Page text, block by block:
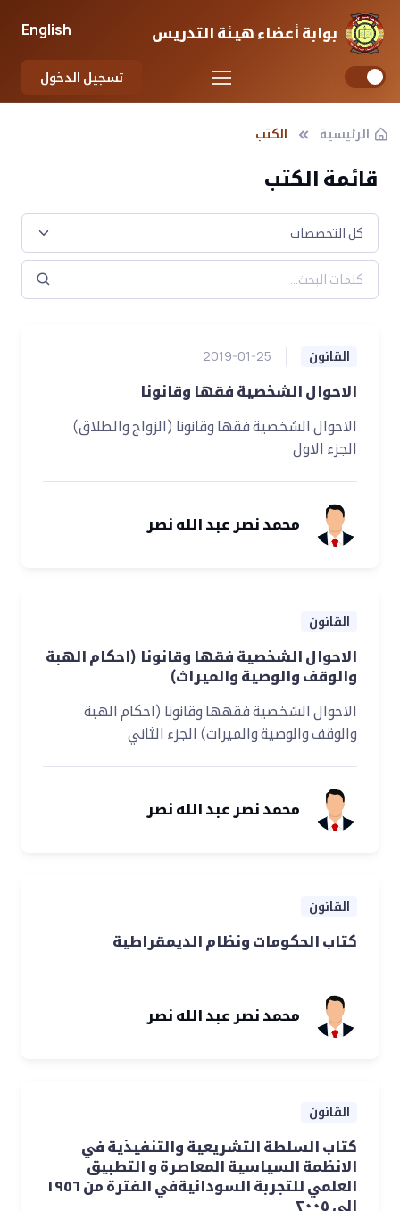
بوابة أعضاء هيئة التدريس English
تسجيل الدخول
الرئيسية الكتب
قائمة الكتب
القانون 2019-01-25
الاحوال الشخصية فقها وقانونا
الاحوال الشخصية فقها وقانونا (الزواج والطلاق)
الجزء الاول
محمد نصر عبد الله نصر
القانون
الاحوال الشخصية فقها وقانونا (احكام الهبة
والوقف والوصية والميراث)
الاحوال الشخصية فقهها وقانونا (احكام الهبة
والوقف والوصية والميراث) الجزء الثاني
محمد نصر عبد الله نصر
القانون
كتاب الحكومات ونظام الديمقراطية
محمد نصر عبد الله نصر
القانون
كتاب السلطة التشريعية والتنفيذية في
الانظمة السياسية المعاصرة و التطبيق
العلمي للتجربة السودانيةفي الفترة من ١٩٥٦
الي ٢٠٠٥